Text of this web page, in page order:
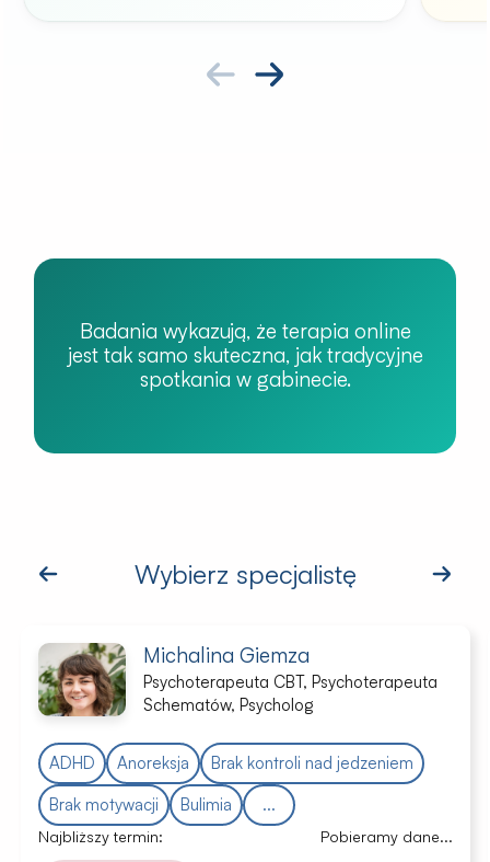
Badania wykazują, że terapia online
jest tak samo skuteczna, jak tradycyjne
spotkania w gabinecie.
Wybierz specjalistę
Michalina Giemza
Psychoterapeuta CBT, Psychoterapeuta
Schematów, Psycholog
ADHD Anoreksja
Brak kontroli nad jedzeniem
Brak motywacji
Bulimia ...
Najbliższy termin: Pobieramy dane...